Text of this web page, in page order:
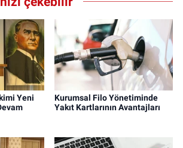
Yeni
Kurumsal Filo Yönetiminde
Yakıt Kartlarının Avantajları